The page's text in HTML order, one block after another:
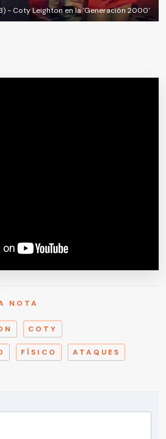
- Coty Leighton en la 'Generación 2000'
NOTA
COTY
FÍSICO ATAQUES